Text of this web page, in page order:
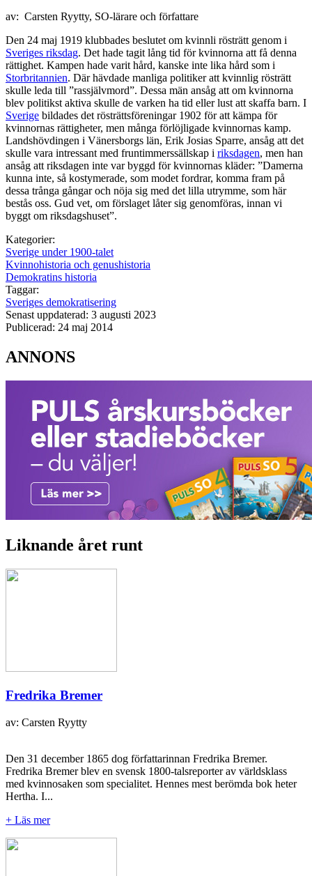
av: Carsten Ryytty, SO-lärare och författare
Den 24 maj 1919 klubbades beslutet om kvinnli rösträtt genom i
Sveriges riksdag. Det hade tagit lång tid för kvinnorna att få denna
rättighet. Kampen hade varit hård, kanske inte lika hård som i
Storbritannien. Där hävdade manliga politiker att kvinnlig rösträtt
skulle leda till ”rassjälvmord”. Dessa män ansåg att om kvinnorna
blev politikst aktiva skulle de varken ha tid eller lust att skaffa barn. I
Sverige bildades det rösträttsföreningar 1902 för att kämpa för
kvinnornas rättigheter, men många förlöjligade kvinnornas kamp.
Landshövdingen i Vänersborgs län, Erik Josias Sparre, ansåg att det
skulle vara intressant med fruntimmerssällskap i riksdagen, men han
ansåg att riksdagen inte var byggd för kvinnornas kläder: ”Damerna
kunna inte, så kostymerade, som modet fordrar, komma fram på
dessa trånga gångar och nöja sig med det lilla utrymme, som här
bestås oss. Gud vet, om förslaget låter sig genomföras, innan vi
byggt om riksdagshuset”.
Kategorier:
Sverige under 1900-talet
Kvinnohistoria och genushistoria
Demokratins historia
Taggar:
Sveriges demokratisering
Senast uppdaterad: 3 augusti 2023
Publicerad: 24 maj 2014
ANNONS
Liknande året runt
Fredrika Bremer
av: Carsten Ryytty
Den 31 december 1865 dog författarinnan Fredrika Bremer.
Fredrika Bremer blev en svensk 1800-talsreporter av världsklass
med kvinnosaken som specialitet. Hennes mest berömda bok heter
Hertha. I...
+ Läs mer